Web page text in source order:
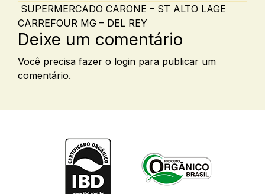
Post navigation
SUPERMERCADO CARONE – ST ALTO LAGE
CARREFOUR MG – DEL REY
Deixe um comentário
Você precisa fazer o login para publicar um
comentário.